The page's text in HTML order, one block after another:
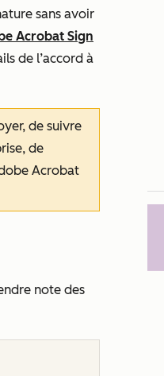
sans avoir
Acrobat Sign
de l’accord à
de suivre
de
Acrobat
note des